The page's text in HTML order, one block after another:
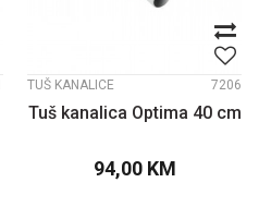
TUŠ KANALICE 7206
Tuš kanalica Optima 40 cm
94,00 KM